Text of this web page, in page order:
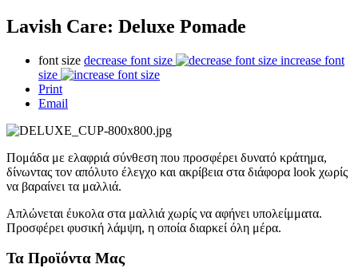
Lavish Care: Deluxe Pomade
font size decrease font size
increase font
size
Print
Email
Πομάδα με ελαφριά σύνθεση που προσφέρει δυνατό κράτημα,
δίνωντας τον απόλυτο έλεγχο και ακρίβεια στα διάφορα look χωρίς
να βαραίνει τα μαλλιά.
Απλώνεται έυκολα στα μαλλιά χωρίς να αφήνει υπολείμματα.
Προσφέρει φυσική λάμψη, η οποία διαρκεί όλη μέρα.
Τα Προϊόντα Μας